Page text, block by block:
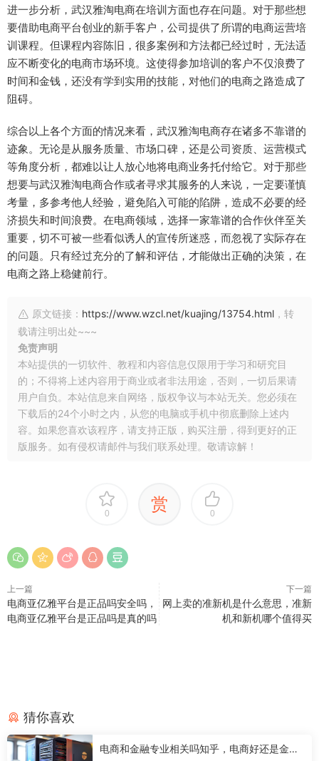
进一步分析，武汉雅淘电商在培训方面也存在问题。对于那些想
要借助电商平台创业的新手客户，公司提供了所谓的电商运营培
训课程。但课程内容陈旧，很多案例和方法都已经过时，无法适
应不断变化的电商市场环境。这使得参加培训的客户不仅浪费了
时间和金钱，还没有学到实用的技能，对他们的电商之路造成了
阻碍。
综合以上各个方面的情况来看，武汉雅淘电商存在诸多不靠谱的
迹象。无论是从服务质量、市场口碑，还是公司资质、运营模式
等角度分析，都难以让人放心地将电商业务托付给它。对于那些
想要与武汉雅淘电商合作或者寻求其服务的人来说，一定要谨慎
考量，多参考他人经验，避免陷入可能的陷阱，造成不必要的经
济损失和时间浪费。在电商领域，选择一家靠谱的合作伙伴至关
重要，切不可被一些看似诱人的宣传所迷惑，而忽视了实际存在
的问题。只有经过充分的了解和评估，才能做出正确的决策，在
电商之路上稳健前行。
原文链接： https://www.wzcl.net/kuajing/13754.html ，转
载请注明出处~~~
免责声明
本站提供的一切软件、教程和内容信息仅限用于学习和研究目
的；不得将上述内容用于商业或者非法用途，否则，一切后果请
用户自负。本站信息来自网络，版权争议与本站无关。您必须在
下载后的24个小时之内，从您的电脑或手机中彻底删除上述内
容。如果您喜欢该程序，请支持正版，购买注册，得到更好的正
版服务。如有侵权请邮件与我们联系处理。敬请谅解！
0 赏 0
上一篇
电商亚亿雅平台是正品吗安全吗，
电商亚亿雅平台是正品吗是真的吗
下一篇
网上卖的准新机是什么意思，准新
机和新机哪个值得买
猜你喜欢
电商和金融专业相关吗知乎，电商好还是金融